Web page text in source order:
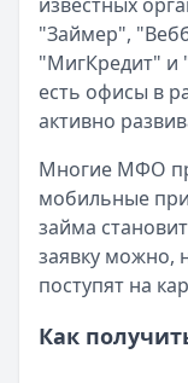
57 сервисов
Кратко:
Опубликовано:23
Категория:МФО
Читать новость
Смс о «одобренном
Кратко:Пришло
Опубликовано:
23
Читать новость
Все новости
"Займер",
"МигКредит" и
есть офисы в
активно
Многие МФО
мобильные
займа
заявку можно,
поступят на
Как